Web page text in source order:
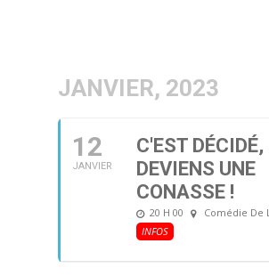
JANVIER, 2023
12
JANVIER
C'EST DÉCIDÉ,
DEVIENS UNE
CONASSE !
20 H 00
Comédie De
INFOS